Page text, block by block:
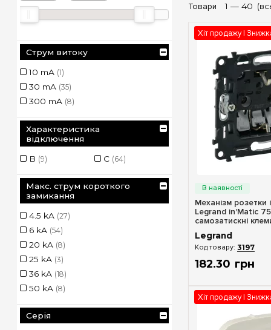
Товари 1 — 40
Хіт продажу |
Механізм розетки
Legrand in'Matic
самозатискні
Legrand
3197
182.30 грн
Хіт продажу |
Струм витоку
10 mA (1)
30 mA (35)
300 mA (8)
Характеристика
відключення
B (9) C (64)
Макс. струм короткого
замикання
4.5 kA (27)
6 kA (54)
20 kA (8)
25 kA (3)
36 kA (18)
50 kA (8)
Серія